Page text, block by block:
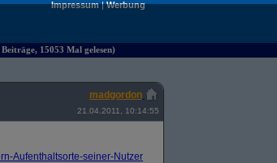
Impressum|Werbung
15053 Mal gelesen)
madgordon
21.04.2011, 10:14:55
Aufenthaltsorte-seiner-Nutzer